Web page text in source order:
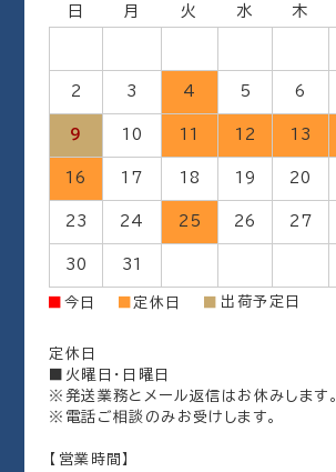
日 月 火 水 木
2 3 4 5 6
9 10 12 13
16 17 18 19 20
23 24 25 26 27
30 31
今日 定休日 出荷予定日
定休日
■火曜日・日曜日
※発送業務とメール返信はお休みします。
※電話ご相談のみお受けします。
【営業時間】